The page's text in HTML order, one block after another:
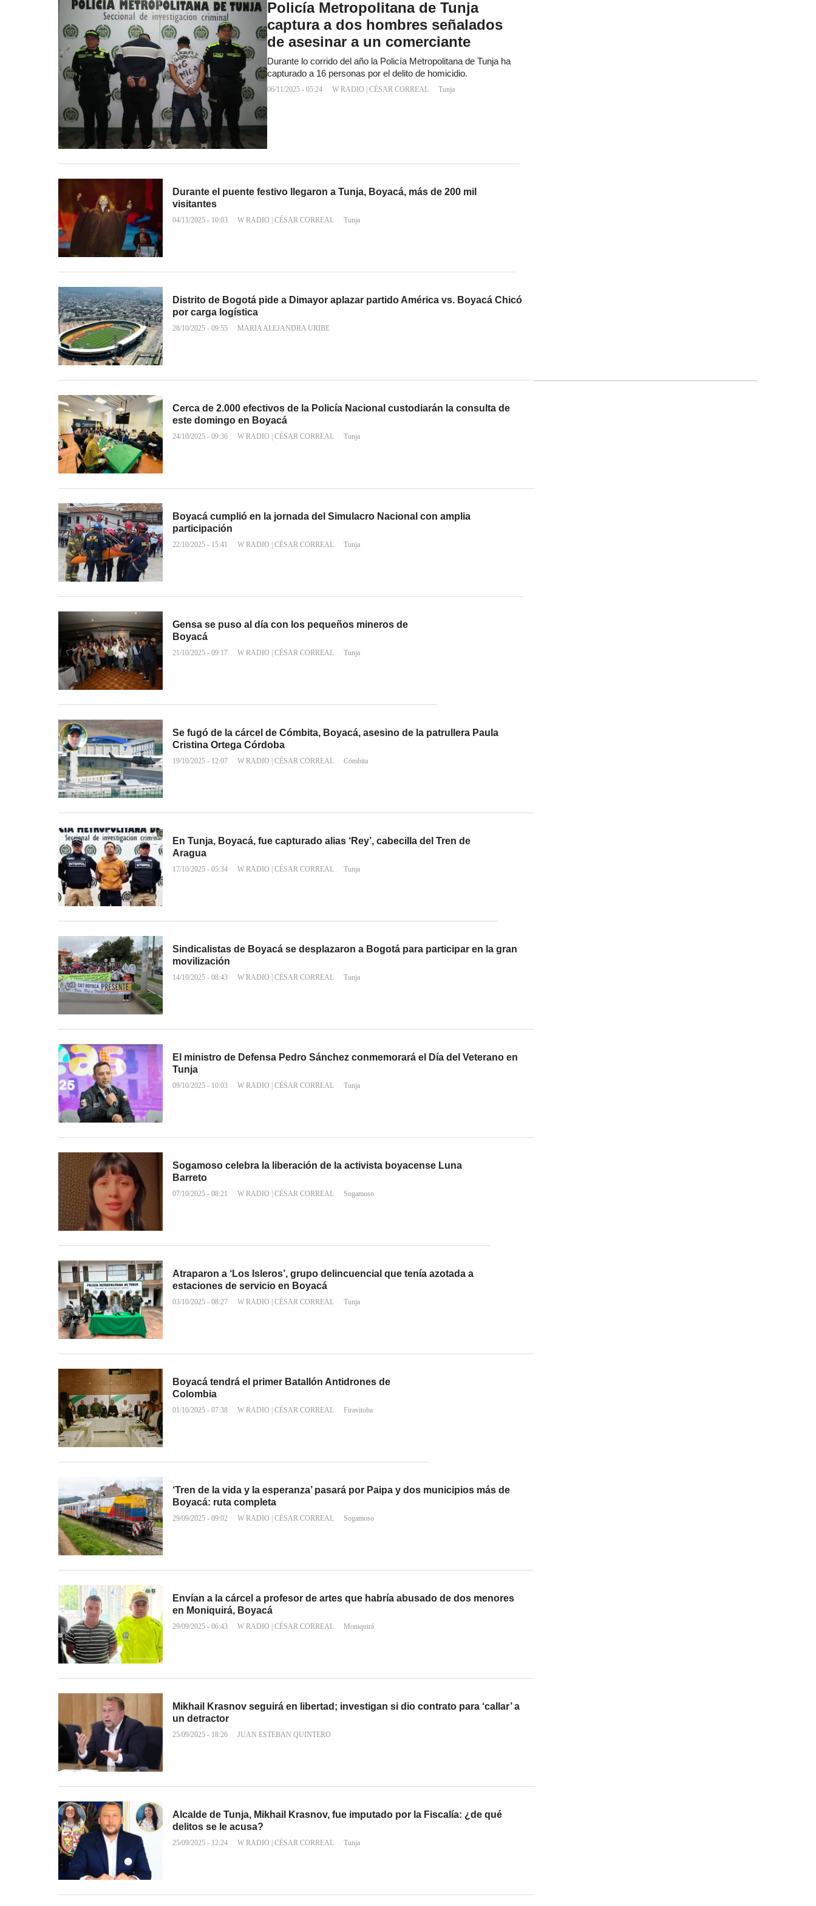
Policía Metropolitana de Tunja
captura a dos hombres señalados
de asesinar a un comerciante
Durante lo corrido del año la Policía Metropolitana de Tunja ha
capturado a 16 personas por el delito de homicidio.
06/11/2025 - 05:24 W RADIO CÉSAR CORREAL Tunja
Durante el puente festivo llegaron a Tunja, Boyacá, más de 200 mil
visitantes
04/11/2025 - 10:03 W RADIO CÉSAR CORREAL Tunja
Distrito de Bogotá pide a Dimayor aplazar partido América vs. Boyacá Chicó
por carga logística
28/10/2025 - 09:55 MARIA ALEJANDRA URIBE
Cerca de 2.000 efectivos de la Policía Nacional custodiarán la consulta de
este domingo en Boyacá
24/10/2025 - 09:36 W RADIO CÉSAR CORREAL Tunja
Boyacá cumplió en la jornada del Simulacro Nacional con amplia
participación
22/10/2025 - 15:41 W RADIO CÉSAR CORREAL Tunja
Gensa se puso al día con los pequeños mineros de
Boyacá
21/10/2025 - 09:17 W RADIO CÉSAR CORREAL Tunja
Se fugó de la cárcel de Cómbita, Boyacá, asesino de la patrullera Paula
Cristina Ortega Córdoba
19/10/2025 - 12:07 W RADIO CÉSAR CORREAL Cómbita
En Tunja, Boyacá, fue capturado alias ‘Rey’, cabecilla del Tren de
Aragua
17/10/2025 - 05:34 W RADIO CÉSAR CORREAL Tunja
Sindicalistas de Boyacá se desplazaron a Bogotá para participar en la gran
movilización
14/10/2025 - 08:43 W RADIO CÉSAR CORREAL Tunja
El ministro de Defensa Pedro Sánchez conmemorará el Día del Veterano en
Tunja
09/10/2025 - 10:03 W RADIO CÉSAR CORREAL Tunja
Sogamoso celebra la liberación de la activista boyacense Luna
Barreto
07/10/2025 - 08:21 W RADIO CÉSAR CORREAL Sogamoso
Atraparon a ‘Los Isleros’, grupo delincuencial que tenía azotada a
estaciones de servicio en Boyacá
03/10/2025 - 08:27 W RADIO CÉSAR CORREAL Tunja
Boyacá tendrá el primer Batallón Antidrones de
Colombia
01/10/2025 - 07:38 W RADIO CÉSAR CORREAL Firavitoba
‘Tren de la vida y la esperanza’ pasará por Paipa y dos municipios más de
Boyacá: ruta completa
29/09/2025 - 09:02 W RADIO CÉSAR CORREAL Sogamoso
Envían a la cárcel a profesor de artes que habría abusado de dos menores
en Moniquirá, Boyacá
29/09/2025 - 06:43 W RADIO CÉSAR CORREAL Moniquirá
Mikhail Krasnov seguirá en libertad; investigan si dio contrato para ‘callar’ a
un detractor
25/09/2025 - 18:26 JUAN ESTEBAN QUINTERO
Alcalde de Tunja, Mikhail Krasnov, fue imputado por la Fiscalía: ¿de qué
delitos se le acusa?
25/09/2025 - 12:24 W RADIO CÉSAR CORREAL Tunja